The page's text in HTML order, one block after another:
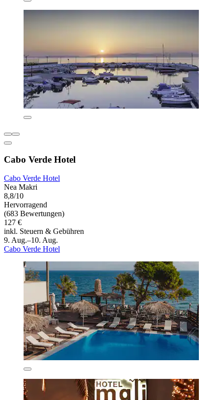
Cabo Verde Hotel
Cabo Verde Hotel
Nea Makri
8,8/10
Hervorragend
(683 Bewertungen)
127 €
inkl. Steuern & Gebühren
9. Aug.–10. Aug.
Cabo Verde Hotel